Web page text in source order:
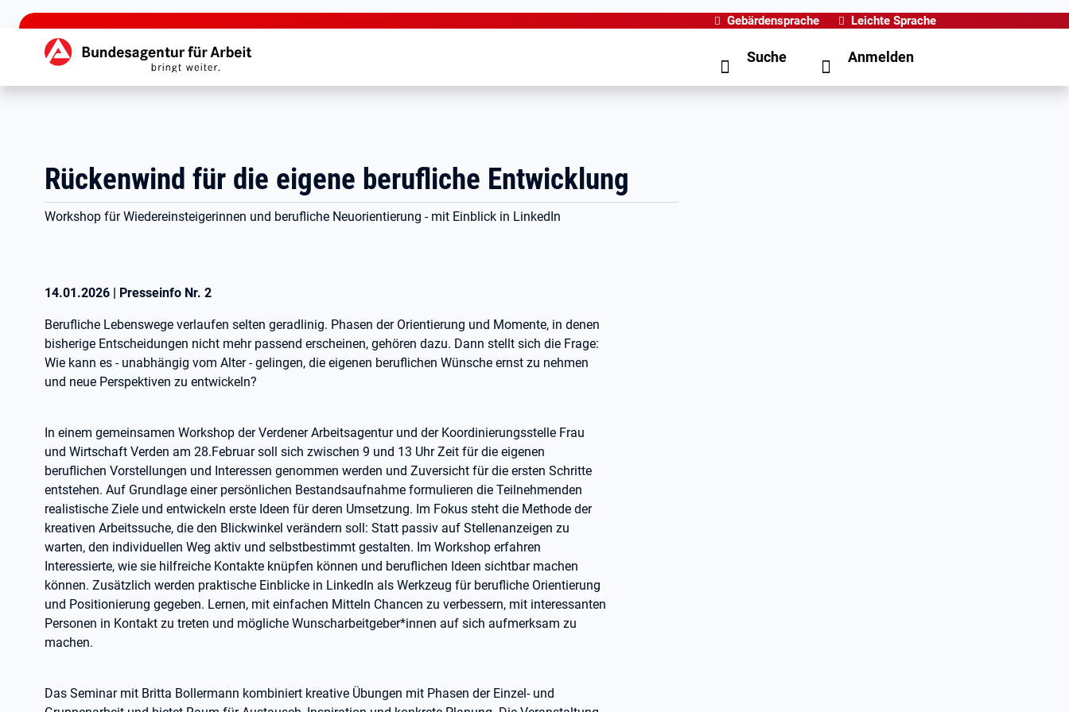
zu den Hauptinhalten springen
Gebärdensprache Leichte Sprache
Hauptnavigation Suche Anmelden
Rückenwind für die eigene berufliche Entwicklung
Workshop für Wiedereinsteigerinnen und berufliche Neuorientierung - mit Einblick in LinkedIn
14.01.2026 | Presseinfo Nr. 2
Berufliche Lebenswege verlaufen selten geradlinig. Phasen der Orientierung und Momente, in denen
bisherige Entscheidungen nicht mehr passend erscheinen, gehören dazu. Dann stellt sich die Frage:
Wie kann es - unabhängig vom Alter - gelingen, die eigenen beruflichen Wünsche ernst zu nehmen
und neue Perspektiven zu entwickeln?
In einem gemeinsamen Workshop der Verdener Arbeitsagentur und der Koordinierungsstelle Frau
und Wirtschaft Verden am 28.Februar soll sich zwischen 9 und 13 Uhr Zeit für die eigenen
beruflichen Vorstellungen und Interessen genommen werden und Zuversicht für die ersten Schritte
entstehen. Auf Grundlage einer persönlichen Bestandsaufnahme formulieren die Teilnehmenden
realistische Ziele und entwickeln erste Ideen für deren Umsetzung. Im Fokus steht die Methode der
kreativen Arbeitssuche, die den Blickwinkel verändern soll: Statt passiv auf Stellenanzeigen zu
warten, den individuellen Weg aktiv und selbstbestimmt gestalten. Im Workshop erfahren
Interessierte, wie sie hilfreiche Kontakte knüpfen können und beruflichen Ideen sichtbar machen
können. Zusätzlich werden praktische Einblicke in LinkedIn als Werkzeug für berufliche Orientierung
und Positionierung gegeben. Lernen, mit einfachen Mitteln Chancen zu verbessern, mit interessanten
Personen in Kontakt zu treten und mögliche Wunscharbeitgeber*innen auf sich aufmerksam zu
machen.
Das Seminar mit Britta Bollermann kombiniert kreative Übungen mit Phasen der Einzel- und